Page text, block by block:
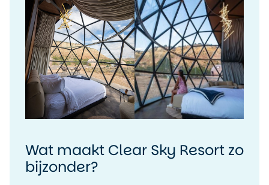
perfect combineert. Vraag hier eengratis
reisvoorstelaan!
Wat maakt Clear Sky Resort zo
bijzonder?